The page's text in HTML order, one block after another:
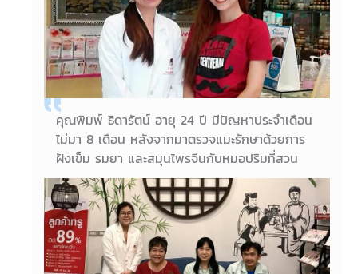
คุณครูเค อายุ 42
คุณพิมพ์ ธิดารัตน์ อายุ 24 ปี มีปัญหาประจำเดือน
ไม่มา 8 เดือน หลังจากมาตรวจแมะรักษาด้วยการ
ฝังเข็ม รมยา และสมุนไพรจีนกับหมอปริมที่สวน
กวางตุ้งคลินิกสาขาเยาวราช เพียง 2 ครั้ง เป็นที่น่า
ยินดีมากค่ะ เพราะอาการดีขึ้นทันทีเลยค่ะ
21/02/2018
คุณพิมพ์ ธิดารัตน์